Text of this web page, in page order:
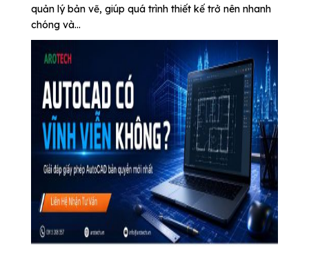
quản lý bản vẽ, giúp quá trình thiết kế trở nên nhanh
chóng và...